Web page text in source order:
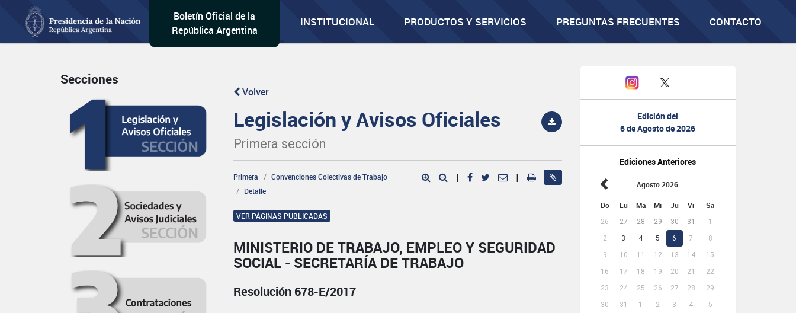
Boletín Oficial de la
República Argentina
INSTITUCIONAL PRODUCTOS Y SERVICIOS PREGUNTAS FRECUENTES CONTACTO
Edición del
6 de Agosto de 2026
Ediciones Anteriores
Agosto 2026
Do Lu Ma Mi Ju Vi Sa
26 27 28 29 30 31
1
2
3 4 5 6 7
8
9
10 11 12 13 14
15
16
17 18 19 20 21
22
23
24 25 26 27 28
29
30
31 1 2 3 4 5
Secciones
Volver
Legislación y Avisos Oficiales
Primera sección
Primera
Convenciones Colectivas de Trabajo
Detalle
| |
VER PÁGINAS PUBLICADAS
MINISTERIO DE TRABAJO, EMPLEO Y SEGURIDAD
SOCIAL - SECRETARÍA DE TRABAJO
Resolución 678-E/2017